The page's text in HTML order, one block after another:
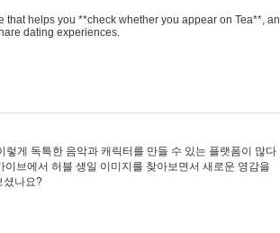
that helps you **check whether you appear on Tea**, an
dating experiences.
게 독특한 음악과 캐릭터를 만들 수 있는 플랫폼이 많다
브에서 허블 생일 이미지를 찾아보면서 새로운 영감을
셨나요?